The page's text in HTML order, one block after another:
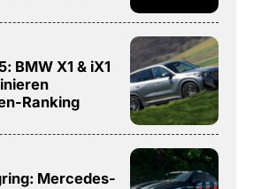
BMW X1 & iX1
Ranking
Mercedes-